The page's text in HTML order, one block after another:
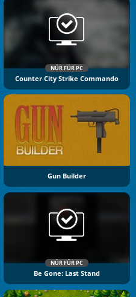
NÜR FÜR PC
Counter City Strike Commando
Gun Builder
NÜR FÜR PC
Be Gone: Last Stand